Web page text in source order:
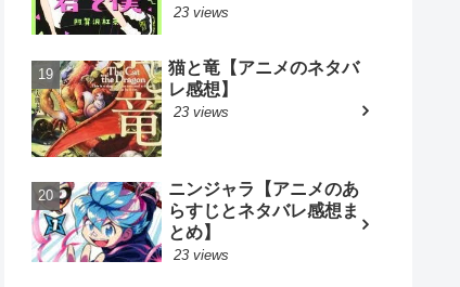
23 views
猫と竜【アニメのネタバ
レ感想】
23 views
ニンジャラ【アニメのあ
らすじとネタバレ感想ま
とめ】
23 views